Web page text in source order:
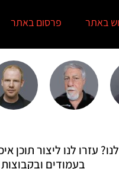
באתר פרסום באתר
עזרו לנו ליצור
בעמודים